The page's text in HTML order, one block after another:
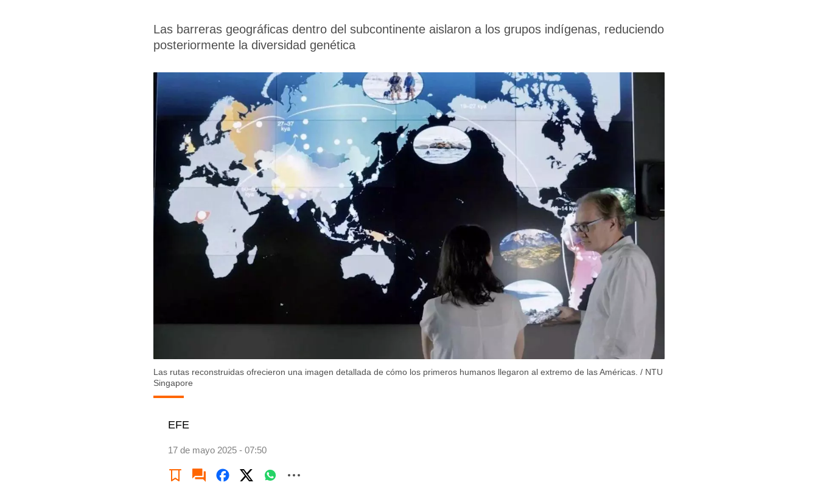
Las barreras geográficas dentro del subcontinente aislaron a los grupos indígenas, reduciendo
posteriormente la diversidad genética
Las rutas reconstruidas ofrecieron una imagen detallada de cómo los primeros humanos llegaron al extremo de las Américas. / NTU
Singapore
EFE
17 de mayo 2025 - 07:50